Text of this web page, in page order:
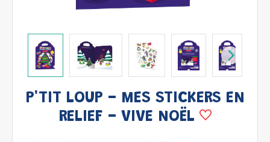
P'TIT LOUP - MES STICKERS EN
RELIEF - VIVE NOËL